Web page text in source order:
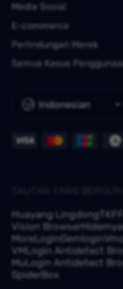
Indonesian
Media Sosial
E-commerce
Perlindungan Merek
Semua Kasus
Huayang Lingdong
Vision Browser
MoreLoginGemlogin
VMLogin Antidetect
MuLogin Antidetect
SpiderBox